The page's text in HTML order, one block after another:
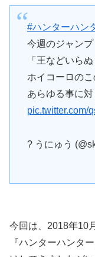
#ハンターハン
今週のジャンプ
「王などいら
ホイコーロのこ
あらゆる事に対
pic.twitter.com/
? うにゅう
今回は、2018年10
『ハンターハンタ